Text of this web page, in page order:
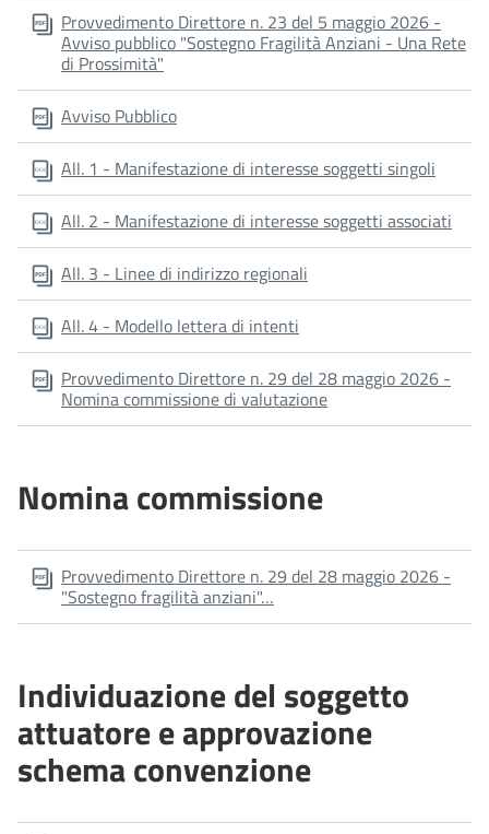
Provvedimento Direttore n. 23 del 5 maggio 2026 -
Avviso pubblico "Sostegno Fragilità Anziani - Una Rete
di Prossimità"
Avviso Pubblico
All. 1 - Manifestazione di interesse soggetti singoli
All. 2 - Manifestazione di interesse soggetti associati
All. 3 - Linee di indirizzo regionali
All. 4 - Modello lettera di intenti
Provvedimento Direttore n. 29 del 28 maggio 2026 -
Nomina commissione di valutazione
Nomina commissione
Provvedimento Direttore n. 29 del 28 maggio 2026 -
"Sostegno fragilità anziani"…
Individuazione del soggetto
attuatore e approvazione
schema convenzione